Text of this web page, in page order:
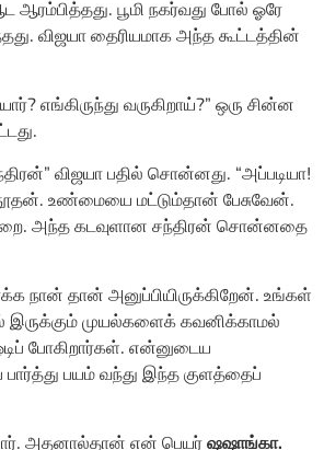
பூமி நகர்வது போல் ஓரே
விஜயா தைரியமாக அந்த கூட்டத்தின்
எங்கிருந்து வருகிறாய்?” ஒரு சின்ன
விஜயா பதில் சொன்னது. “அப்படியா!
உண்மையை மட்டும்தான் பேசுவேன்.
அந்த கடவுளான சந்திரன் சொன்னதை
நான் தான் அனுப்பியிருக்கிறேன். உங்கள்
இருக்கும் முயல்களைக் கவனிக்காமல்
போகிறார்கள். என்னுடைய
பயம் வந்து இந்த குளத்தைப்
அதனால்தான் என் பெயர் ஷஷாங்கா.